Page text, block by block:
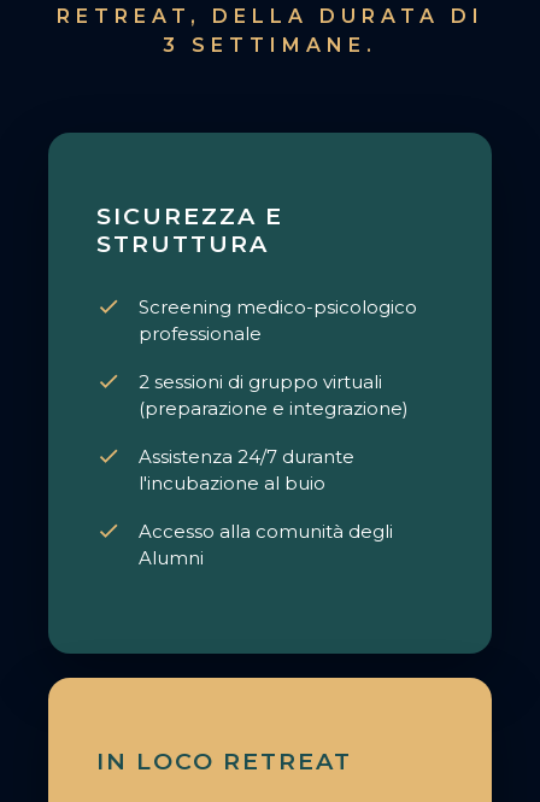
RETREAT, DELLA DURATA DI
3 SETTIMANE.
SICUREZZA E
STRUTTURA
Screening medico-psicologico
professionale
2 sessioni di gruppo virtuali
(preparazione e integrazione)
Assistenza 24/7 durante
l'incubazione al buio
Accesso alla comunità degli
Alumni
IN LOCO RETREAT